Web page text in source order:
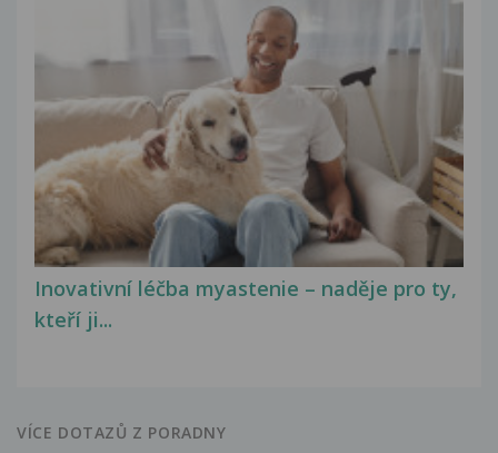
Inovativní léčba myastenie – naděje pro ty,
kteří ji...
VÍCE DOTAZŮ Z PORADNY